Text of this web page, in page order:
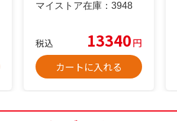
マイストア在庫： 3948
税込 13340円
カートに入れる